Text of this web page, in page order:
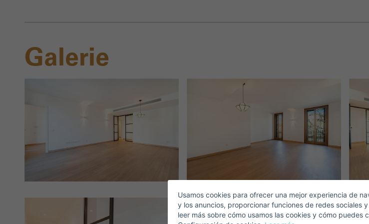
Galerie
Descargar Expose
Mich Anmelden
Name*
Verkaufen Sie Ihre Immobilie
United
States
+1
Usamos cookies para ofrecer una mejor experiencia de
y los anuncios, proporcionar funciones de redes sociales
leer más sobre cómo usamos las cookies y cómo puedes